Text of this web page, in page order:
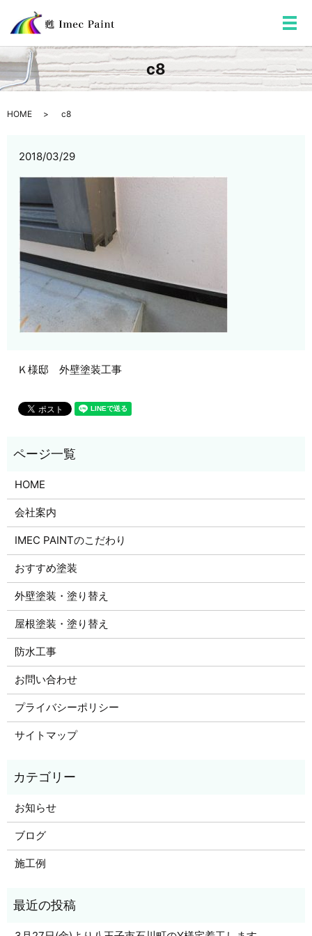
メ
c8
HOME c8
2018/03/29
Ｋ様邸 外壁塗装工事
HOME
会社案内
IMEC PAINTのこだわり
おすすめ塗装
外壁塗装・塗り替え
屋根塗装・塗り替え
防水工事
お問い合わせ
プライバシーポリシー
サイトマップ
お知らせ
ブログ
施工例